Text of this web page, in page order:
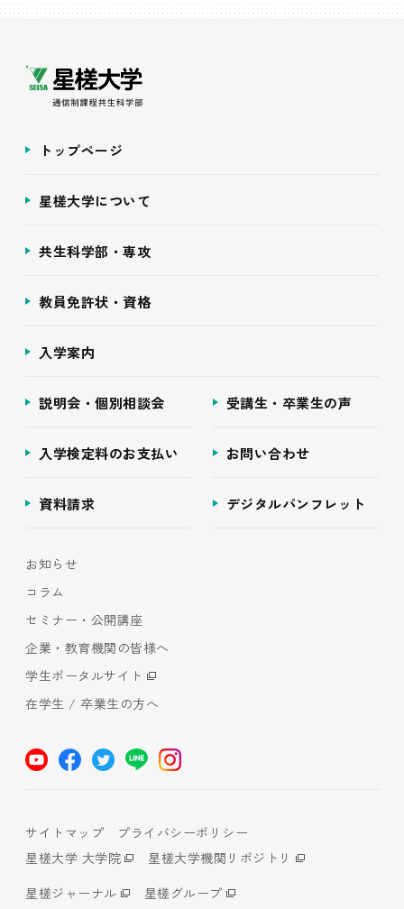
トップページ
星槎大学について
共生科学部・専攻
教員免許状・資格
入学案内
説明会・個別相談会 受講生・卒業生の声
入学検定料のお支払い お問い合わせ
資料請求 デジタルパンフレット
お知らせ
コラム
セミナー・公開講座
企業・教育機関の皆様へ
学生ポータルサイト
在学生 / 卒業生の方へ
サイトマップ
プライバシーポリシー
星槎大学 大学院
星槎大学機関リポジトリ
星槎ジャーナル
星槎グループ